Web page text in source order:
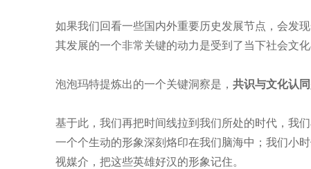
如果我们回看一些国内外重要历史发展节点，会发
其发展的一个非常关键的动力是受到了当下社会文
泡泡玛特提炼出的一个关键洞察是， 共识与文化认
基于此，我们再把时间线拉到我们所处的时代，我
一个个生动的形象深刻烙印在我们脑海中；我们小
视媒介，把这些英雄好汉的形象记住。